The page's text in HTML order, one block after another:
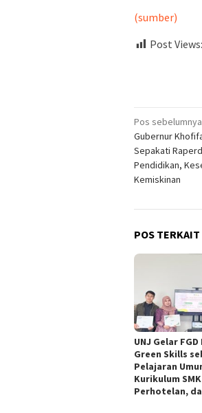
(sumber)
Post Views:
Navigasi
pos
Pos sebelumnya
Gubernur
Sepakati
Pendidikan,
Kemiskinan
POS TERKAIT
UNJ Gelar
Green Skills
Pelajaran
Kurikulum
Perhotelan,